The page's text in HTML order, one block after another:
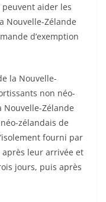
aider les
Nouvelle-Zélande
d’exemption
la Nouvelle-
non néo-
Nouvelle-Zélande
zélandais de
fourni par
leur arrivée et
jours, puis après